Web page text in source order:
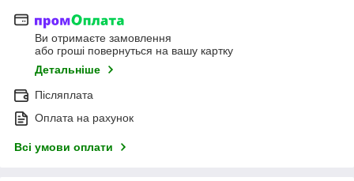
Ви отримаєте замовлення
або гроші повернуться на вашу картку
Детальніше
Післяплата
Оплата на рахунок
Всі умови оплати